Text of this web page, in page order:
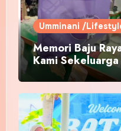
Umminani /
Memori Baju
Kami
Pakaian Hari-